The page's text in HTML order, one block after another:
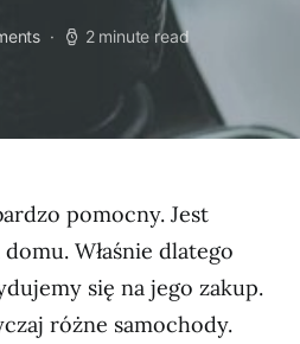
2 minute read
pomocny. Jest
Właśnie dlatego
się na jego zakup.
różne samochody.